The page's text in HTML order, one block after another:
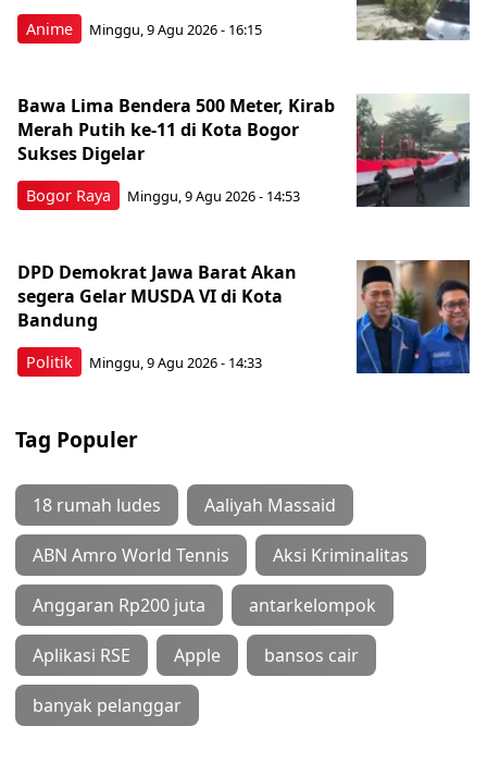
Anime Minggu, 9 Agu 2026 - 16:15
Bogor Raya
Bawa Lima Bendera 500 Meter, Kirab
Merah Putih ke-11 di Kota Bogor
Sukses Digelar
Minggu, 9 Agu 2026 - 14:53
Politik
DPD Demokrat Jawa Barat Akan
segera Gelar MUSDA VI di Kota
Bandung
Minggu, 9 Agu 2026 - 14:33
Tag Populer
18 rumah ludes Aaliyah Massaid
ABN Amro World Tennis Aksi Kriminalitas
Anggaran Rp200 juta antarkelompok
Aplikasi RSE Apple bansos cair
banyak pelanggar